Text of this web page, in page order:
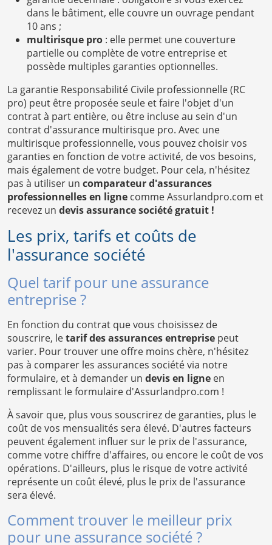
dans le bâtiment, elle couvre un ouvrage pendant
10 ans ;
multirisque pro : elle permet une couverture
partielle ou complète de votre entreprise et
possède multiples garanties optionnelles.
La garantie Responsabilité Civile professionnelle (RC
pro) peut être proposée seule et faire l'objet d'un
contrat à part entière, ou être incluse au sein d'un
contrat d'assurance multirisque pro. Avec une
multirisque professionnelle, vous pouvez choisir vos
garanties en fonction de votre activité, de vos besoins,
mais également de votre budget. Pour cela, n'hésitez
pas à utiliser un comparateur d'assurances
professionnelles en ligne comme Assurlandpro.com et
recevez un devis assurance société gratuit !
Les prix, tarifs et coûts de
l'assurance société
Quel tarif pour une assurance
entreprise ?
En fonction du contrat que vous choisissez de
souscrire, letarif des assurances entreprise peut
varier. Pour trouver une offre moins chère, n'hésitez
pas à comparer les assurances société via notre
formulaire, et à demander un devis en ligne en
remplissant le formulaire d'Assurlandpro.com !
À savoir que, plus vous souscrirez de garanties, plus le
coût de vos mensualités sera élevé. D'autres facteurs
peuvent également influer sur le prix de l'assurance,
comme votre chiffre d'affaires, ou encore le coût de vos
opérations. D'ailleurs, plus le risque de votre activité
représente un coût élevé, plus le prix de l'assurance
sera élevé.
Comment trouver le meilleur prix
pour une assurance société ?